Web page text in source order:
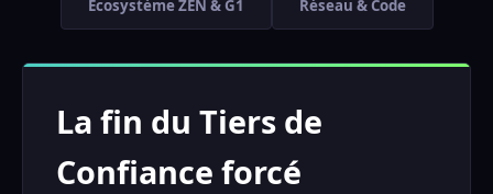
Écosystème ẐEN & Ğ1 Réseau & Code
La fin du Tiers de
Confiance forcé